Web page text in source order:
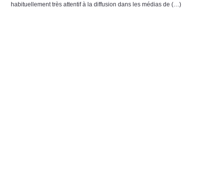
habituellement très attentif à la diffusion dans les médias de (…)